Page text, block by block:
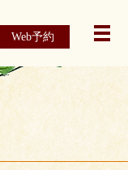
Web予約 メ